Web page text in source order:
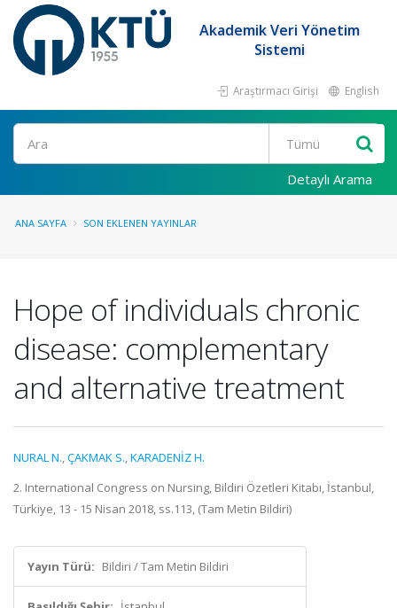
Akademik Veri Yönetim
Sistemi
Araştırmacı Girişi English
Ara
Detaylı Arama
ANA SAYFA SON EKLENEN YAYINLAR
Hope of individuals chronic
disease: complementary
and alternative treatment
NURAL N.,ÇAKMAK S.,KARADENİZ H.
2. International Congress on Nursing, Bildiri Özetleri Kitabı, İstanbul,
Türkiye, 13 - 15 Nisan 2018, ss.113, (Tam Metin Bildiri)
Yayın Türü: Bildiri / Tam Metin Bildiri